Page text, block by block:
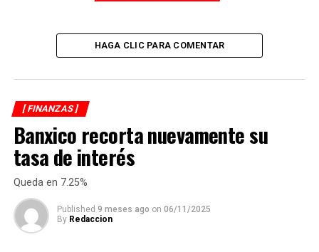
Federal de Electricidad (CFE) como una ‘hazaña’ ante la
falta de gas natural que generó el congelamiento de los
norteamericano.
“¿Por qué es una hazaña lo que se ha hecho en estos
pocos días? porque la generación de electricidad en
la misma en México se hace con gas natural a diferencia
de Estados Unidos que es el 38, de Japón que es 21 por
ciento y de China que es 8 por ciento”, planteó el
HAGA CLIC PARA COMENTAR
[ FINANZAS ]
Banxico recorta nuevamente su
tasa de interés
Queda en 7.25%
Published 9 meses ago on 06/11/2025
By Redaccion